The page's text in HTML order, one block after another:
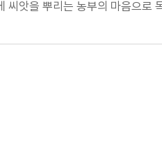
앗을 뿌리는 농부의 마음으로